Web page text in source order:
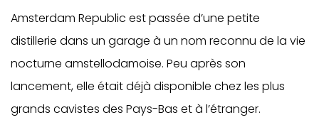
Amsterdam Republic est passée d’une petite
distillerie dans un garage à un nom reconnu de la vie
nocturne amstellodamoise. Peu après son
lancement, elle était déjà disponible chez les plus
grands cavistes des Pays-Bas et à l’étranger.